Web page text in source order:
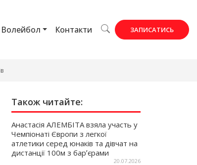
Волейбол Контакти ЗАПИСАТИСЬ
Також читайте:
Анастасія АЛЕМБІТА взяла участь у
Чемпіонаті Європи з легкої
атлетики серед юнаків та дівчат на
дистанції 100м з барʼєрами
20.07.2026